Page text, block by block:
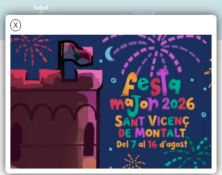
X
Data i hora oficial: 09-08-2026 10:19:47
EL PLE MUNICIPAL
ANY 2025
L'Ajuntament té implantat el sistema de Videoacta de les
sessions públiques del Ple, com a element integral per a
fomentar la transparència institucional.